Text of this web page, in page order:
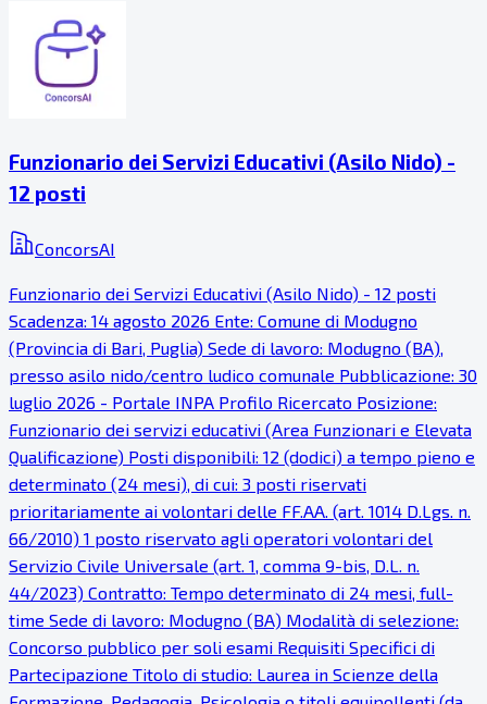
Funzionario dei Servizi Educativi (Asilo Nido) -
12 posti
ConcorsAI
Funzionario dei Servizi Educativi (Asilo Nido) - 12 posti
Scadenza: 14 agosto 2026 Ente: Comune di Modugno
(Provincia di Bari, Puglia) Sede di lavoro: Modugno (BA),
presso asilo nido/centro ludico comunale Pubblicazione: 30
luglio 2026 - Portale INPA Profilo Ricercato Posizione:
Funzionario dei servizi educativi (Area Funzionari e Elevata
Qualificazione) Posti disponibili: 12 (dodici) a tempo pieno e
determinato (24 mesi), di cui: 3 posti riservati
prioritariamente ai volontari delle FF.AA. (art. 1014 D.Lgs. n.
66/2010) 1 posto riservato agli operatori volontari del
Servizio Civile Universale (art. 1, comma 9-bis, D.L. n.
44/2023) Contratto: Tempo determinato di 24 mesi, full-
time Sede di lavoro: Modugno (BA) Modalità di selezione:
Concorso pubblico per soli esami Requisiti Specifici di
Partecipazione Titolo di studio: Laurea in Scienze della